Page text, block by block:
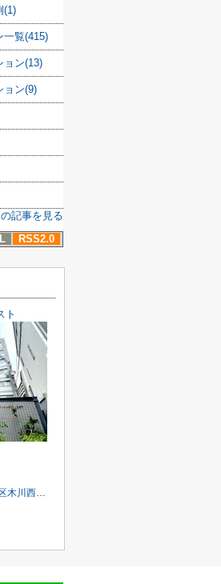
(1)
一覧(415)
ョン(13)
ョン(9)
記事を見る
RSS2.0
ト
木川西４丁目1-14